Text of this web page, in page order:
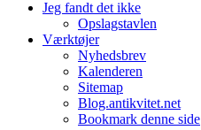
Jeg fandt det ikke
Opslagstavlen
Værktøjer
Nyhedsbrev
Kalenderen
Sitemap
Blog.antikvitet.net
Bookmark denne side